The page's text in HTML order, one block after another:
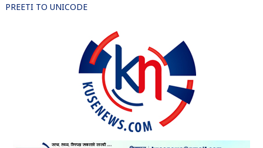
PREETI TO UNICODE